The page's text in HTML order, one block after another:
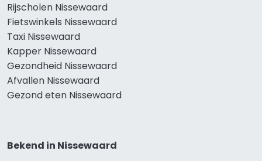
Rijscholen Nissewaard
Fietswinkels Nissewaard
Taxi Nissewaard
Kapper Nissewaard
Gezondheid Nissewaard
Afvallen Nissewaard
Gezond eten Nissewaard
Bekend in Nissewaard